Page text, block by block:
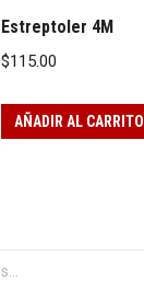
Estreptoler 4M
$115.00
AÑADIR AL CARRITO